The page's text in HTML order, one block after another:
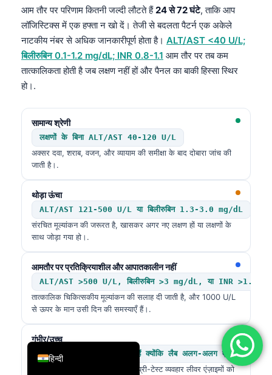
आम तौर पर परिणाम कितनी जल्दी लौटते हैं24 से 72 घंटे, ताकि आप
लॉजिस्टिक्स में एक हफ्ता न खो दें। तेजी से बदलता पैटर्न एक अकेले
नाटकीय नंबर से अधिक जानकारीपूर्ण होता है। ALT/AST <40 U/L;
बिलीरुबिन 0.1-1.2 mg/dL; INR 0.8-1.1 आम तौर पर तब कम
तात्कालिकता होती है जब लक्षण नहीं हों और पैनल का बाकी हिस्सा स्थिर
हो।.
सामान्य श्रेणी
लक्षणों के बिना ALT/AST 40-120 U/L
अक्सर दवा, शराब, वजन, और व्यायाम की समीक्षा के बाद दोबारा जांच की
जाती है।.
थोड़ा ऊंचा
ALT/AST 121-500 U/L या बिलीरुबिन 1.3-3.0 mg/dL
संरचित मूल्यांकन की जरूरत है, खासकर अगर नए लक्षण हों या लक्षणों के
साथ जोड़ा गया हो।.
आमतौर पर प्रतिक्रियाशील और आपातकालीन नहीं
ALT/AST >500 U/L, बिलीरुबिन >3 mg/dL, या INR >1.5
तात्कालिक चिकित्सकीय मूल्यांकन की सलाह दी जाती है, और 1000 U/L
से ऊपर के मान उसी दिन की समस्याएँ हैं।.
गंभीर/उच्च
संदर्भ सीमाएँ अलग-अलग होती हैं क्योंकि लैब अलग-अलग एनालाइज़र,
संदर्भ अंतराल सार्वभौमिक नहीं हैं, और प्री-टेस्ट व्यवहार लीवर एंज़ाइमों को
हिन्दी
English
العربية
Français
Italiano
Español
Português
Ελληνικά
Türkçe
Română
简体中文
Dansk
Nederlands
Bahasa Indonesia